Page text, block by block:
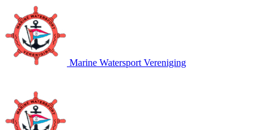
Marine Watersport Vereniging